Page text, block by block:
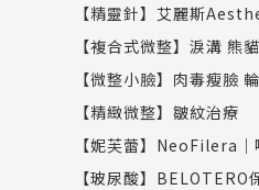
【精靈針】艾麗斯
【複合式微整】淚溝 熊
【微整小臉】肉毒瘦臉
【精緻微整】皺紋治療
【妮芙蕾】NeoFilera
【玻尿酸】BELOTERO